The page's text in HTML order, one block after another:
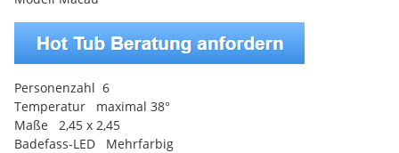
Personenzahl 6
Temperatur maximal 38°
Maße 2,45 x 2,45
Badefass-LED Mehrfarbig